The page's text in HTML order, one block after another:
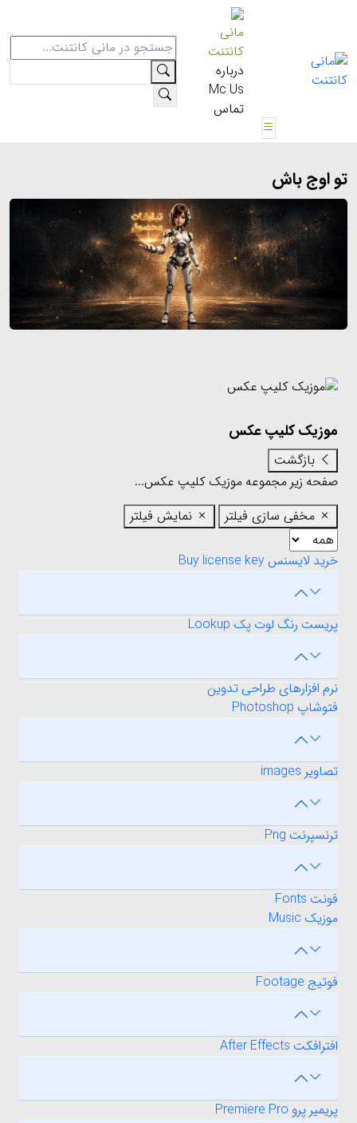
مانی
کانتنت
درباره
Mc Us
تماس
تو اوج باش
موزیک کلیپ عکس
صفحه زیر مجموعه موزیک کلیپ عکس...
مخفی سازی فیلتر
نمایش فیلتر
خرید لایسنس Buy license key
پریست رنگ لوت پک Lookup
نرم افزارهای طراحی تدوین
فتوشاپ Photoshop
تصاویر images
ترنسپرنت Png
فونت Fonts
موزیک Music
فوتیج Footage
افترافکت After Effects
پریمیر پرو Premiere Pro